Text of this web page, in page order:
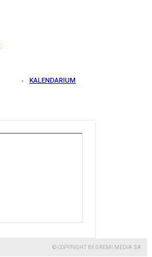
KALENDARIUM
© COPYRIGHT BY GREMI MEDIA SA